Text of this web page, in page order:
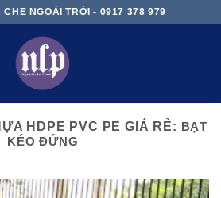
CHE NGOÀI TRỜI - 0917 378 979
HDPE PVC PE GIÁ RẺ: BẠT
KÉO ĐỨNG